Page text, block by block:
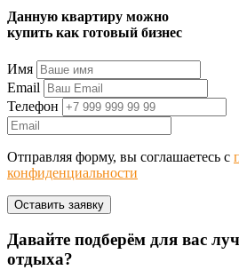
Данную квартиру можно
купить как готовый бизнес
Имя
Email
Телефон
Отправляя форму, вы соглашаетесь с
конфиденциальности
Давайте подберём для вас
отдыха?